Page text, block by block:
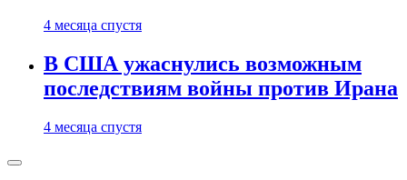
4 месяца спустя
В США ужаснулись возможным
последствиям войны против Ирана
4 месяца спустя